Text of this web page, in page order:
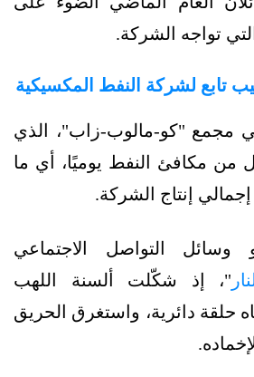
تواجه الشركة.
تابع لشركة النفط المكسيكية
مجمع "كو-مالوب-زاب"، الذي
برميل من مكافئ النفط يوميًا، أي ما
التواصل الاجتماعي
"، إذ شكّلت ألسنة اللهب
حلقة دائرية، واستغرق الحريق